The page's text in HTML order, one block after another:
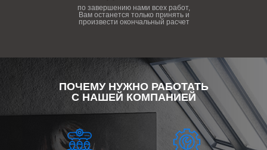
по завершению нами всех работ,
Вам останется только принять и
произвести окончальный расчет
ПОЧЕМУ НУЖНО РАБОТАТЬ
С НАШЕЙ КОМПАНИЕЙ